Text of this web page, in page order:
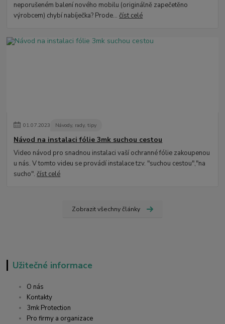
neporušeném balení nového mobilu (originálně zapečetěno
výrobcem) chybí nabíječka? Prode...číst celé
01.07.2023 Návody, rady, tipy
Návod na instalaci fólie 3mk suchou cestou
Video návod pro snadnou instalaci vaší ochranné fólie zakoupenou
u nás. V tomto videu se provádí instalace tzv. "suchou cestou","na
sucho".číst celé
Zobrazit všechny články
Užitečné informace
O nás
Kontakty
3mk Protection
Pro firmy a organizace